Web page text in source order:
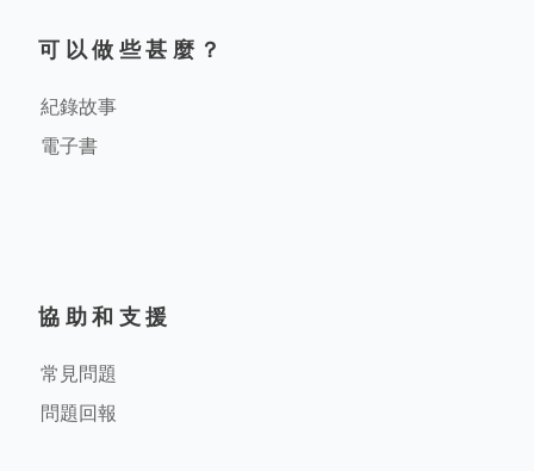
可以做些甚麼？
紀錄故事
電子書
協助和支援
常見問題
問題回報